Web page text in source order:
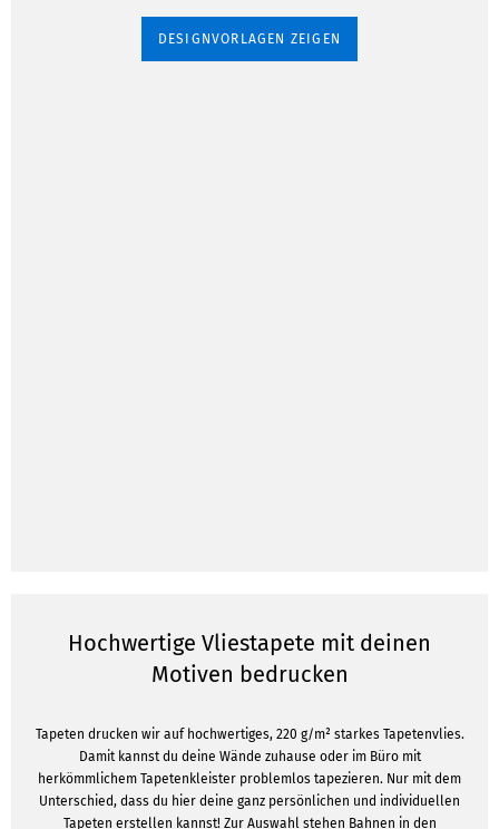
DESIGNVORLAGEN ZEIGEN
Hochwertige Vliestapete mit deinen
Motiven bedrucken
Tapeten drucken wir auf hochwertiges, 220 g/m² starkes Tapetenvlies.
Damit kannst du deine Wände zuhause oder im Büro mit
herkömmlichem Tapetenkleister problemlos tapezieren. Nur mit dem
Unterschied, dass du hier deine ganz persönlichen und individuellen
Tapeten erstellen kannst! Zur Auswahl stehen Bahnen in den